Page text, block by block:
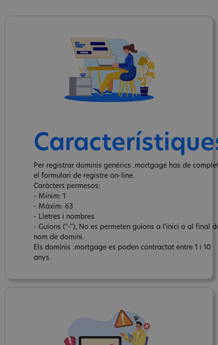
Per registrar dominis genèrics .mortgage has de
el formulari de registre on-line.
Caràcters permesos:
- Mínim: 1
- Màxim: 63
- Lletres i nombres
- Guions ("-"), No es permeten guions a l'inici o al final
nom de domini.
Els dominis .mortgage es poden contractat entre 1 i 10
anys.